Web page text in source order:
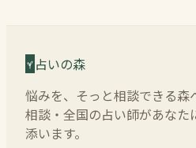
占いの森
悩みを、そっと相談できる森
相談・全国の占い師があなた
添います。